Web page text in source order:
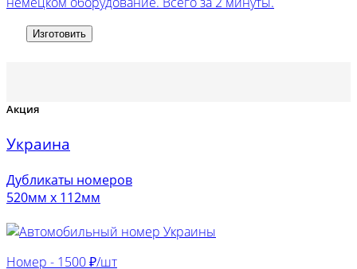
Изготовить
Акция
Украина
Дубликаты номеров
520мм х 112мм
Номер - 1500 ₽/шт